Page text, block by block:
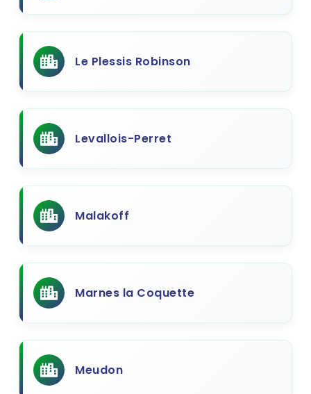
Le Plessis Robinson
Levallois-Perret
Malakoff
Marnes la Coquette
Meudon